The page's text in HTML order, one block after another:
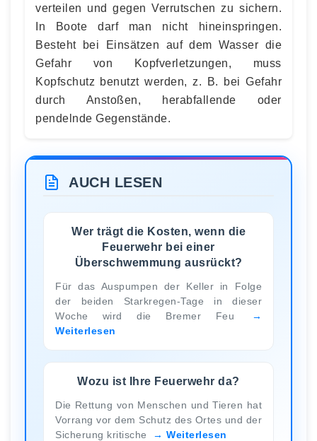
verteilen und gegen Verrutschen zu sichern.
In Boote darf man nicht hineinspringen.
Besteht bei Einsätzen auf dem Wasser die
Gefahr von Kopfverletzungen, muss
Kopfschutz benutzt werden, z. B. bei Gefahr
durch Anstoßen, herabfallende oder
pendelnde Gegenstände.
AUCH LESEN
Wer trägt die Kosten, wenn die
Feuerwehr bei einer
Überschwemmung ausrückt?
Für das Auspumpen der Keller in Folge
der beiden Starkregen-Tage in dieser
Woche wird die Bremer Feu
Weiterlesen
Wozu ist Ihre Feuerwehr da?
Die Rettung von Menschen und Tieren hat
Vorrang vor dem Schutz des Ortes und der
Sicherung kritische
Weiterlesen